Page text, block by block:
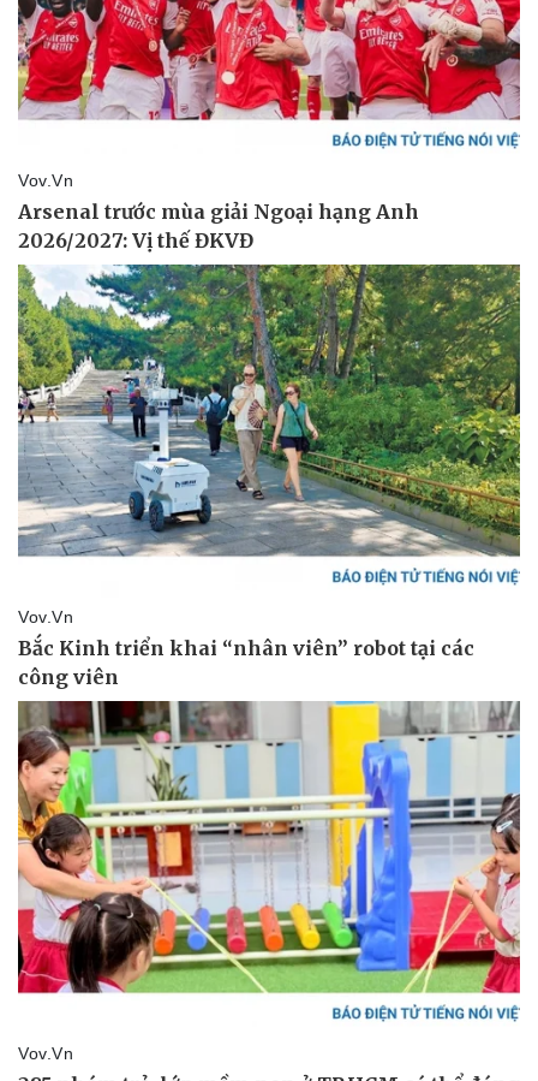
Văn hóa
Sân khấu - Điện ảnh
Văn học
Âm nhạc
Di sản
Giải trí
Nghệ sĩ
Thời trang
Sao Việt